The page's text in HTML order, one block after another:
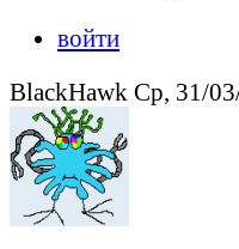
войти
BlackHawk Ср, 31/